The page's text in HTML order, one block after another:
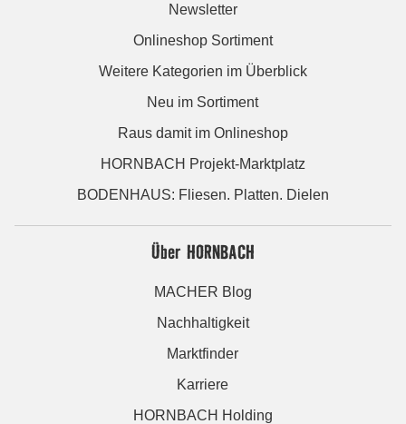
Newsletter
Onlineshop Sortiment
Weitere Kategorien im Überblick
Neu im Sortiment
Raus damit im Onlineshop
HORNBACH Projekt-Marktplatz
BODENHAUS: Fliesen. Platten. Dielen
Über HORNBACH
MACHER Blog
Nachhaltigkeit
Marktfinder
Karriere
HORNBACH Holding